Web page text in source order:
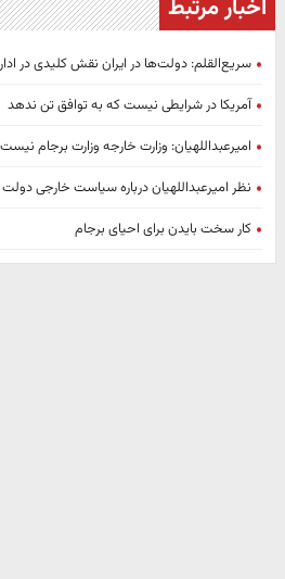
اخبار مرتبط
سریع‌القلم: دولت‌ها در ایران نقش کلیدی در
آمریکا در شرایطی نیست که به توافق تن ندهد
امیرعبداللهیان: وزارت خارجه وزارت برجام نیست
نظر امیرعبداللهیان درباره سیاست خارجی
کار سخت بایدن برای احیای برجام